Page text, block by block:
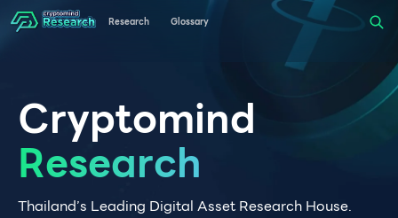
Research Glossary
Cryptomind
Research
Thailand’s Leading Digital Asset Research House.